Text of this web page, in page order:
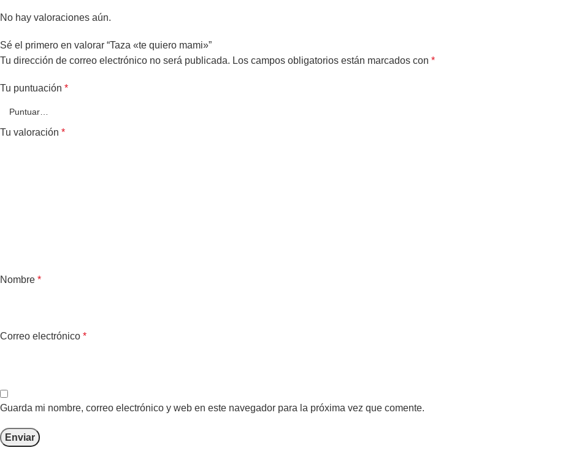
No hay valoraciones aún.
Sé el primero en valorar “Taza «te quiero mami»”
Tu dirección de correo electrónico no será publicada. Los campos obligatorios están marcados con *
Tu puntuación *
Tu valoración *
Nombre *
Correo electrónico *
Guarda mi nombre, correo electrónico y web en este navegador para la próxima vez que comente.